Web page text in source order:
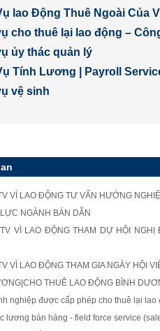
lao Động Thuê Ngoài Của
cho thuê lại lao động –
ủy thác quản lý
Tính Lương | Payroll
vệ sinh
VÌ LAO ĐỘNG TƯ VẤN HƯỚNG
NGÀNH BÁN DẪN
VÌ LAO ĐỘNG THAM DỰ HỘI
VÌ LAO ĐỘNG THAM GIA NGÀY HỘI
THUÊ LAO ĐỘNG BÌNH
nghiệp được cấp phép cho thuê lại lao
lương bán hàng - field force service